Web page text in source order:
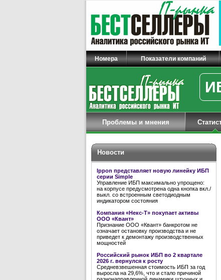
Номера Показатели компаний
Проблемы и мнения
Новости
Ippon представляет новую линейку ИБП
серии Simple
Управление ИБП максимально упрощено:
на корпусе предусмотрена одна кнопка вкл./
выкл. со встроенным светодиодным
индикатором состояния
Компания «Некс-Т» покупает активы
ООО «Квант»
Признание ООО «Квант» банкротом не
означает остановку производства и не
приведет к демонтажу производственных
мощностей
Российский рынок ИБП во 2 квартале
2026 г. вернулся к росту
Средневзвешенная стоимость ИБП за год
выросла на 29,6%, что и стало причиной